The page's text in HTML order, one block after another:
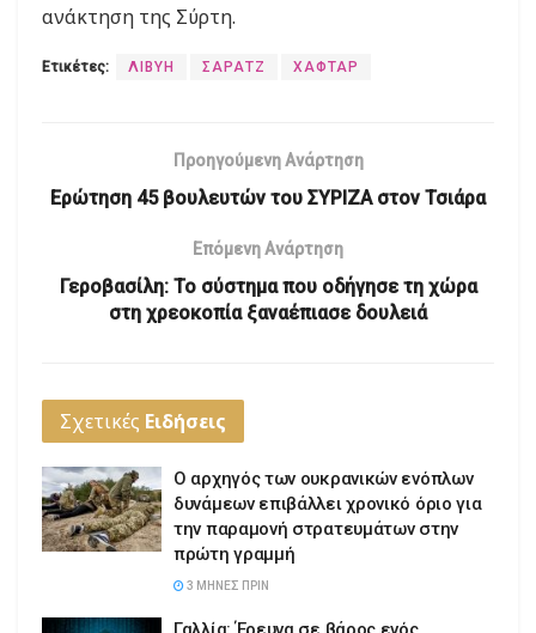
ανάκτηση της Σύρτη.
Ετικέτες: ΛΙΒΥΗ ΣΑΡΑΤΖ ΧΑΦΤΑΡ
Προηγούμενη Ανάρτηση
Ερώτηση 45 βουλευτών του ΣΥΡΙΖΑ στον Τσιάρα
Επόμενη Ανάρτηση
Γεροβασίλη: Το σύστημα που οδήγησε τη χώρα
στη χρεοκοπία ξαναέπιασε δουλειά
Σχετικές Ειδήσεις
Ο αρχηγός των ουκρανικών ενόπλων
δυνάμεων επιβάλλει χρονικό όριο για
την παραμονή στρατευμάτων στην
πρώτη γραμμή
3 ΜΉΝΕΣ ΠΡΙΝ